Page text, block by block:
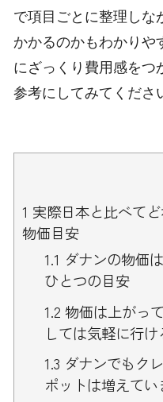
で項目ごとに整理しな
かかるのかもわかりや
にざっくり費用感をつ
参考にしてみてくださ
1 実際日本と比べて
物価目安
1.1 ダナンの物価
ひとつの目安
1.2 物価は上がっ
しては気軽に行
1.3 ダナンでもク
ポットは増えてい